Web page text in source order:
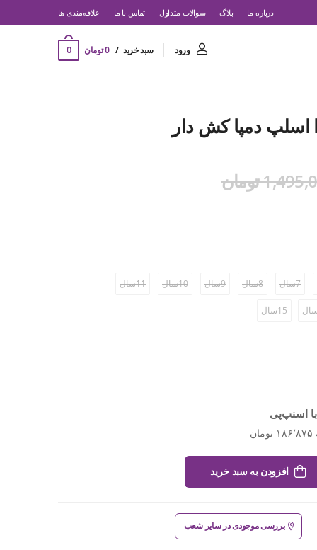
درباره ما بلاگ سوالات متداول تماس با ما ‌علاقه‌مندی ها
ورود سبد خرید 0 تومان 0
اسلپ دمپا کش دار
تومان
7سال 8سال 9سال 10سال 11سال
15سال
اسنپ‌پی
افزودن به سبد خرید
بررسی موجودی در سایر شعب